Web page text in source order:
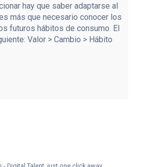
hay que saber adaptarse al
más que necesario conocer los
futuros hábitos de consumo. El
Valor > Cambio > Hábito